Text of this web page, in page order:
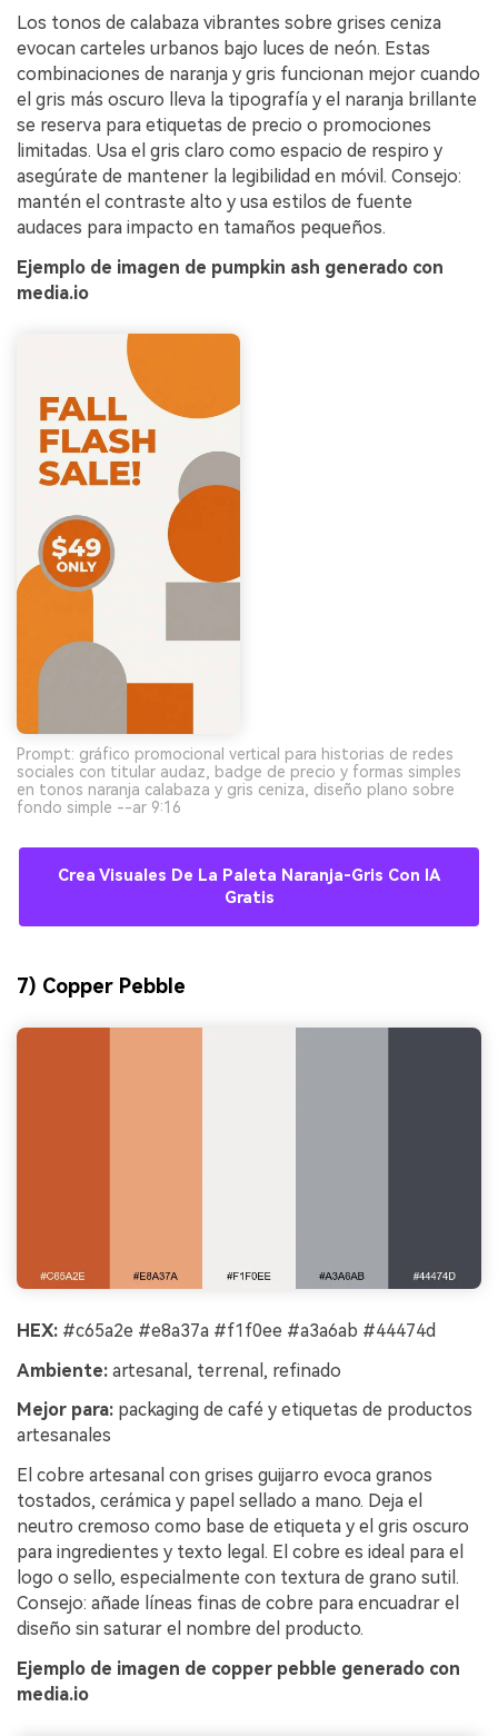
Los tonos de calabaza vibrantes sobre grises ceniza
evocan carteles urbanos bajo luces de neón. Estas
combinaciones de naranja y gris funcionan mejor cuando
el gris más oscuro lleva la tipografía y el naranja brillante
se reserva para etiquetas de precio o promociones
limitadas. Usa el gris claro como espacio de respiro y
asegúrate de mantener la legibilidad en móvil. Consejo:
mantén el contraste alto y usa estilos de fuente
audaces para impacto en tamaños pequeños.
Ejemplo de imagen de pumpkin ash generado con
media.io
Prompt: gráfico promocional vertical para historias de redes
sociales con titular audaz, badge de precio y formas simples
en tonos naranja calabaza y gris ceniza, diseño plano sobre
fondo simple --ar 9:16
Crea Visuales De La Paleta Naranja-Gris Con IA
Gratis
7) Copper Pebble
HEX: #c65a2e #e8a37a #f1f0ee #a3a6ab #44474d
Ambiente: artesanal, terrenal, refinado
Mejor para: packaging de café y etiquetas de productos
artesanales
El cobre artesanal con grises guijarro evoca granos
tostados, cerámica y papel sellado a mano. Deja el
neutro cremoso como base de etiqueta y el gris oscuro
para ingredientes y texto legal. El cobre es ideal para el
logo o sello, especialmente con textura de grano sutil.
Consejo: añade líneas finas de cobre para encuadrar el
diseño sin saturar el nombre del producto.
Ejemplo de imagen de copper pebble generado con
media.io